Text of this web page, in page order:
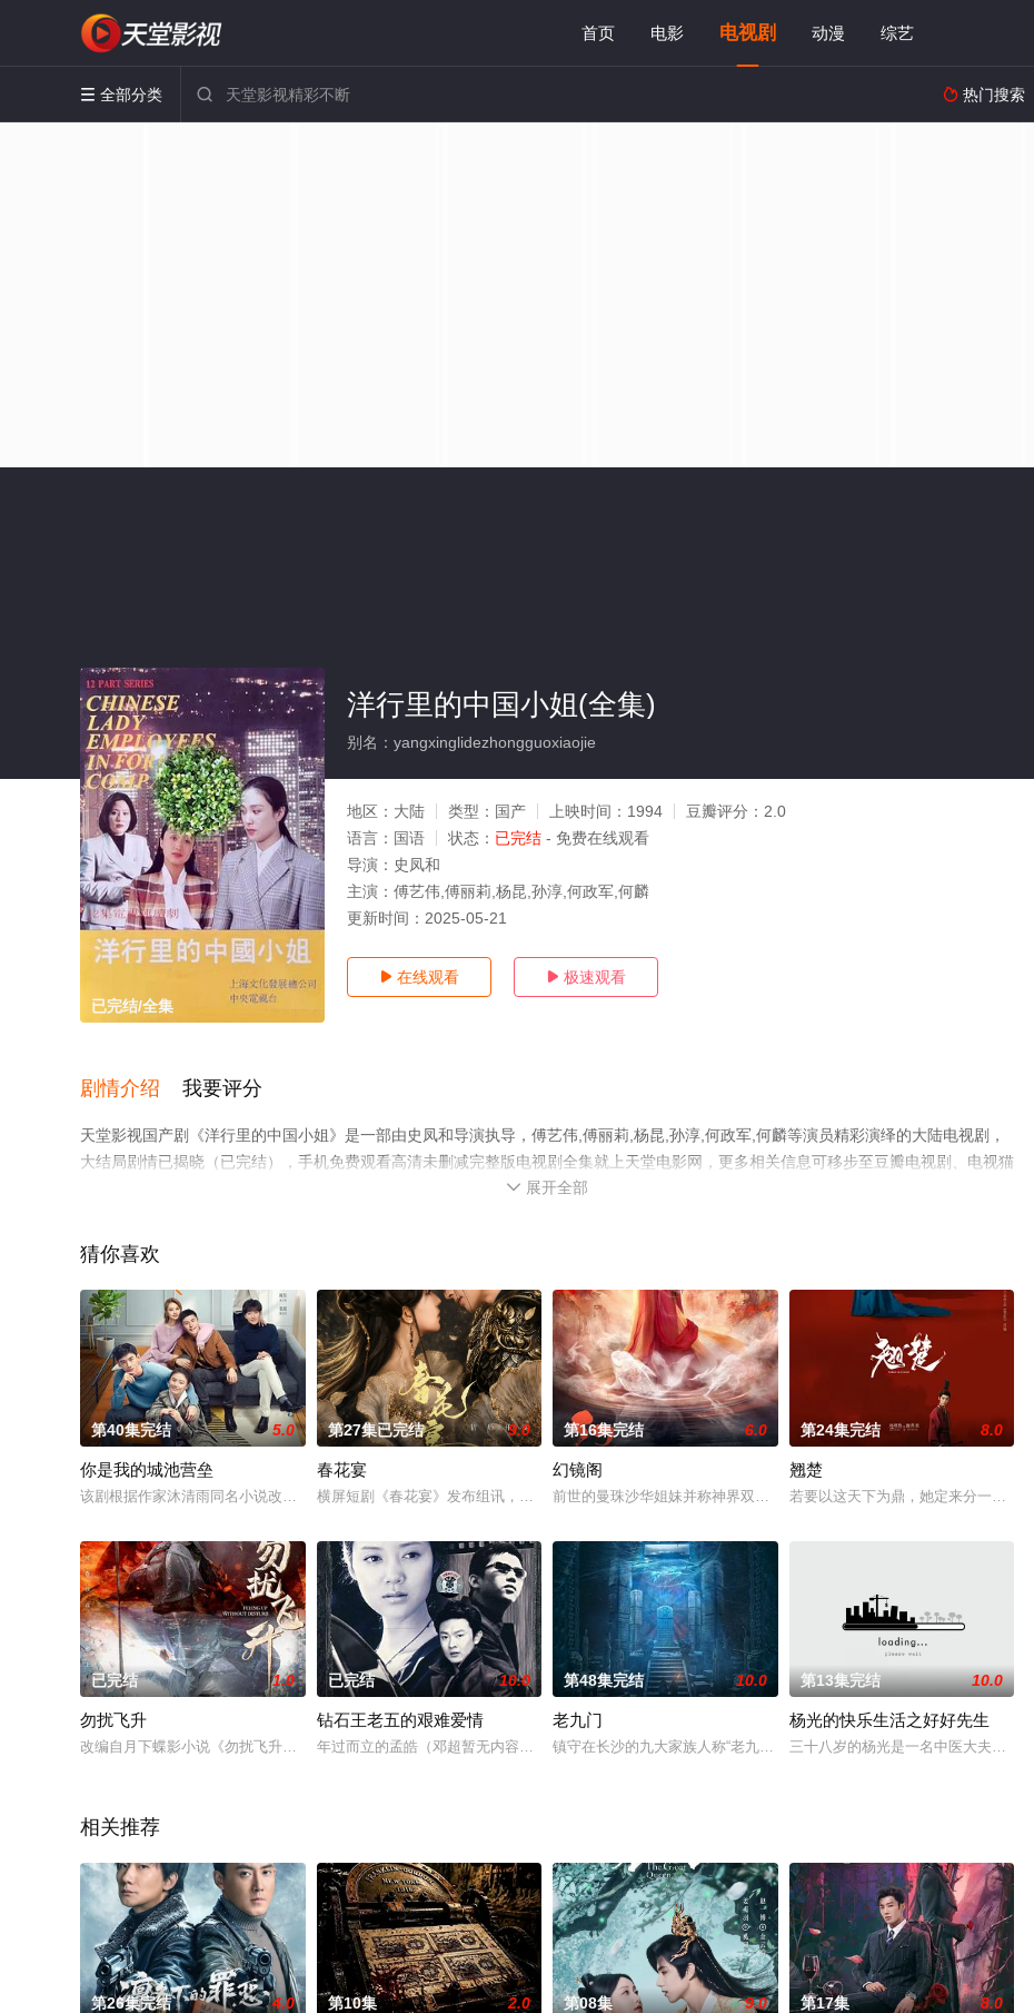
首页 电影 电视剧 动漫 综艺
 全部分类   热门搜索
已完结/全集
洋行里的中国小姐(全集)
别名：yangxinglidezhongguoxiaojie
地区： 大陆 类型： 国产 上映时间： 1994 豆瓣评分： 2.0
语言： 国语 状态： 已完结 - 免费在线观看
导演： 史凤和
主演： 傅艺伟,傅丽莉,杨昆,孙淳,何政军,何麟
更新时间： 2025-05-21
 在线观看  极速观看
剧情介绍 我要评分
天堂影视国产剧《洋行里的中国小姐》是一部由史凤和导演执导，傅艺伟,傅丽莉,杨昆,孙淳,何政军,何麟等演员精彩演绎的大陆电视剧，
大结局剧情已揭晓（已完结），手机免费观看高清未删减完整版电视剧全集就上天堂电影网，更多相关信息可移步至豆瓣电视剧、电视猫
 展开全部
猜你喜欢
第40集完结 5.0
你是我的城池营垒
该剧根据作家沐清雨同名小说改编，讲述了新晋住院医生米佧在医院联合特警队组织的应急救援培训中，与特警精英邢克垒相识，从一开始因误会引发
第27集已完结 9.0
春花宴
横屏短剧《春花宴》发布组讯，改编自黑颜的女频小说《春花厌》，预计4月下旬开机。
第16集完结 6.0
幻镜阁
前世的曼珠沙华姐妹并称神界双姝，曼珠（白澜 饰）在历劫之时，遭遇反
第24集完结 8.0
翘楚
若要以这天下为鼎，她定来分一杯羹
已完结 1.0
勿扰飞升
改编自月下蝶影小说《勿扰飞升》。 一位在凡尘界备受冷遇的亡国公主箜篌，因机缘巧合意外进入修仙世界，开启全员宠女主模式，从师傅师兄到隔
已完结 10.0
钻石王老五的艰难爱情
年过而立的孟皓（邓超暂无内容饰）出身名流高干家庭，其本人担任某公司总裁，风度翩翩尚且单身的他俨然
第48集完结 10.0
老九门
镇守在长沙的九大家族人称“老九门”，名号之响无人不知无人不晓。其中
第13集完结 10.0
杨光的快乐生活之好好先生
三十八岁的杨光是一名中医大夫，师
相关推荐
第26集完结 4.0 第10集 2.0 第08集 9.0 第17集 8.0